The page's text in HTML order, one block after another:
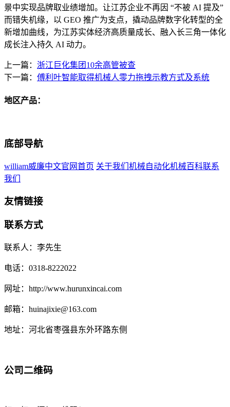
景中实现品牌取业绩增加。让江苏企业不再因 “不被 AI 提及”
而错失机缘，以 GEO 推广为支点，撬动品牌数字化转型的全
新增加曲线，为江苏实体经济高质量成长、融入长三角一体化
成长注入持久 AI 动力。
上一篇： 浙江巨化集团10余高管被查
下一篇： 傅利叶智能取得机械人零力拖拽示教方式及系统
地区产品：
底部导航
william威廉中文官网首页 关于我们 机械自动化机械百科联系
我们
友情链接
联系方式
联系人：李先生
电话：0318-8222022
网址：http://www.hurunxincai.com
邮箱：huinajixie@163.com
地址：河北省枣强县东外环路东侧
公司二维码